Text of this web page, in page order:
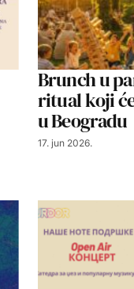
Brunch u
ritual koji
u Beogradu
17. jun 2026.